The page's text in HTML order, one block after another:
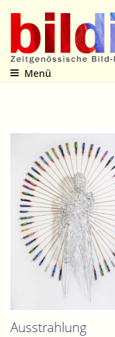
Inhalt
springen
Zeitgenössische Bild-
Menü
Ausstrahlung